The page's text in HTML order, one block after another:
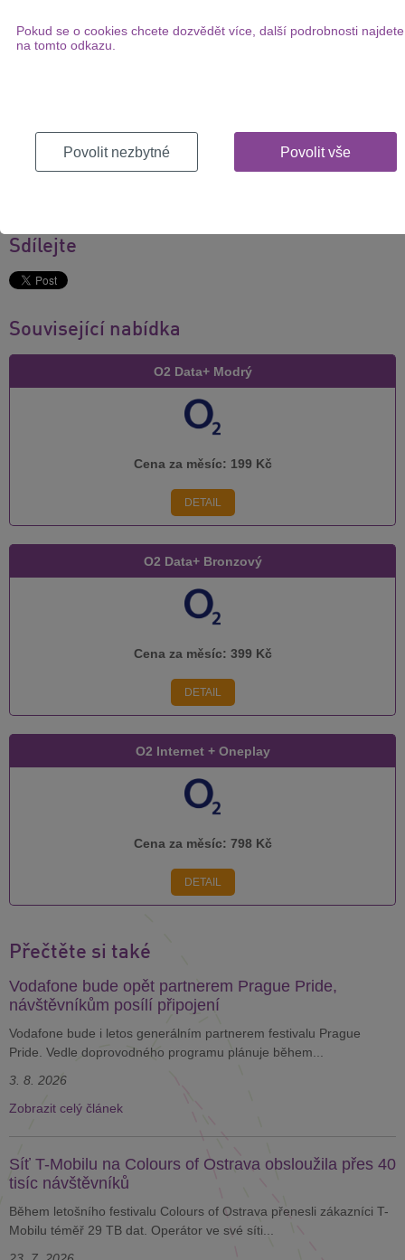
telefonní sítě. V tuto chvíli již funguje připojení bez problémů.
Témata
Sdílejte
Související nabídka
O2 Data+ Modrý
Cena za měsíc: 199 Kč
DETAIL
O2 Data+ Bronzový
Cena za měsíc: 399 Kč
DETAIL
O2 Internet + Oneplay
Cena za měsíc: 798 Kč
DETAIL
Přečtěte si také
Vodafone bude opět partnerem Prague Pride,
návštěvníkům posílí připojení
Vodafone bude i letos generálním partnerem festivalu Prague
Pride. Vedle doprovodného programu plánuje během...
3. 8. 2026
Zobrazit celý článek
Síť T-Mobilu na Colours of Ostrava obsloužila přes 40
tisíc návštěvníků
Během letošního festivalu Colours of Ostrava přenesli zákazníci T-
Mobilu téměř 29 TB dat. Operátor ve své síti...
Pokud se o cookies chcete dozvědět více, další podrobnosti najdete
na tomto odkazu.
Povolit nezbytné Povolit vše